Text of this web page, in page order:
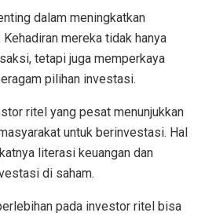
dalam meningkatkan
mereka tidak hanya
tetapi juga memperkaya
pilihan investasi.
ritel yang pesat menunjukkan
untuk berinvestasi. Hal
literasi keuangan dan
di saham.
pada investor ritel bisa